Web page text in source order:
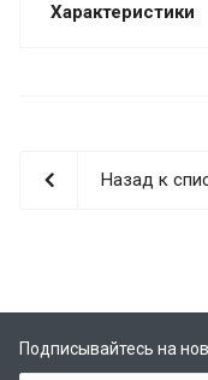
Характеристики
Назад к
Подписывайтесь на